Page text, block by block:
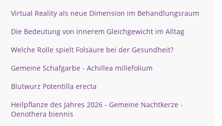
Virtual Reality als neue Dimension im Behandlungsraum
Die Bedeutung von innerem Gleichgewicht im Alltag
Welche Rolle spielt Folsäure bei der Gesundheit?
Gemeine Schafgarbe - Achillea millefolium
Blutwurz Potentilla erecta
Heilpflanze des Jahres 2026 - Gemeine Nachtkerze -
Oenothera biennis